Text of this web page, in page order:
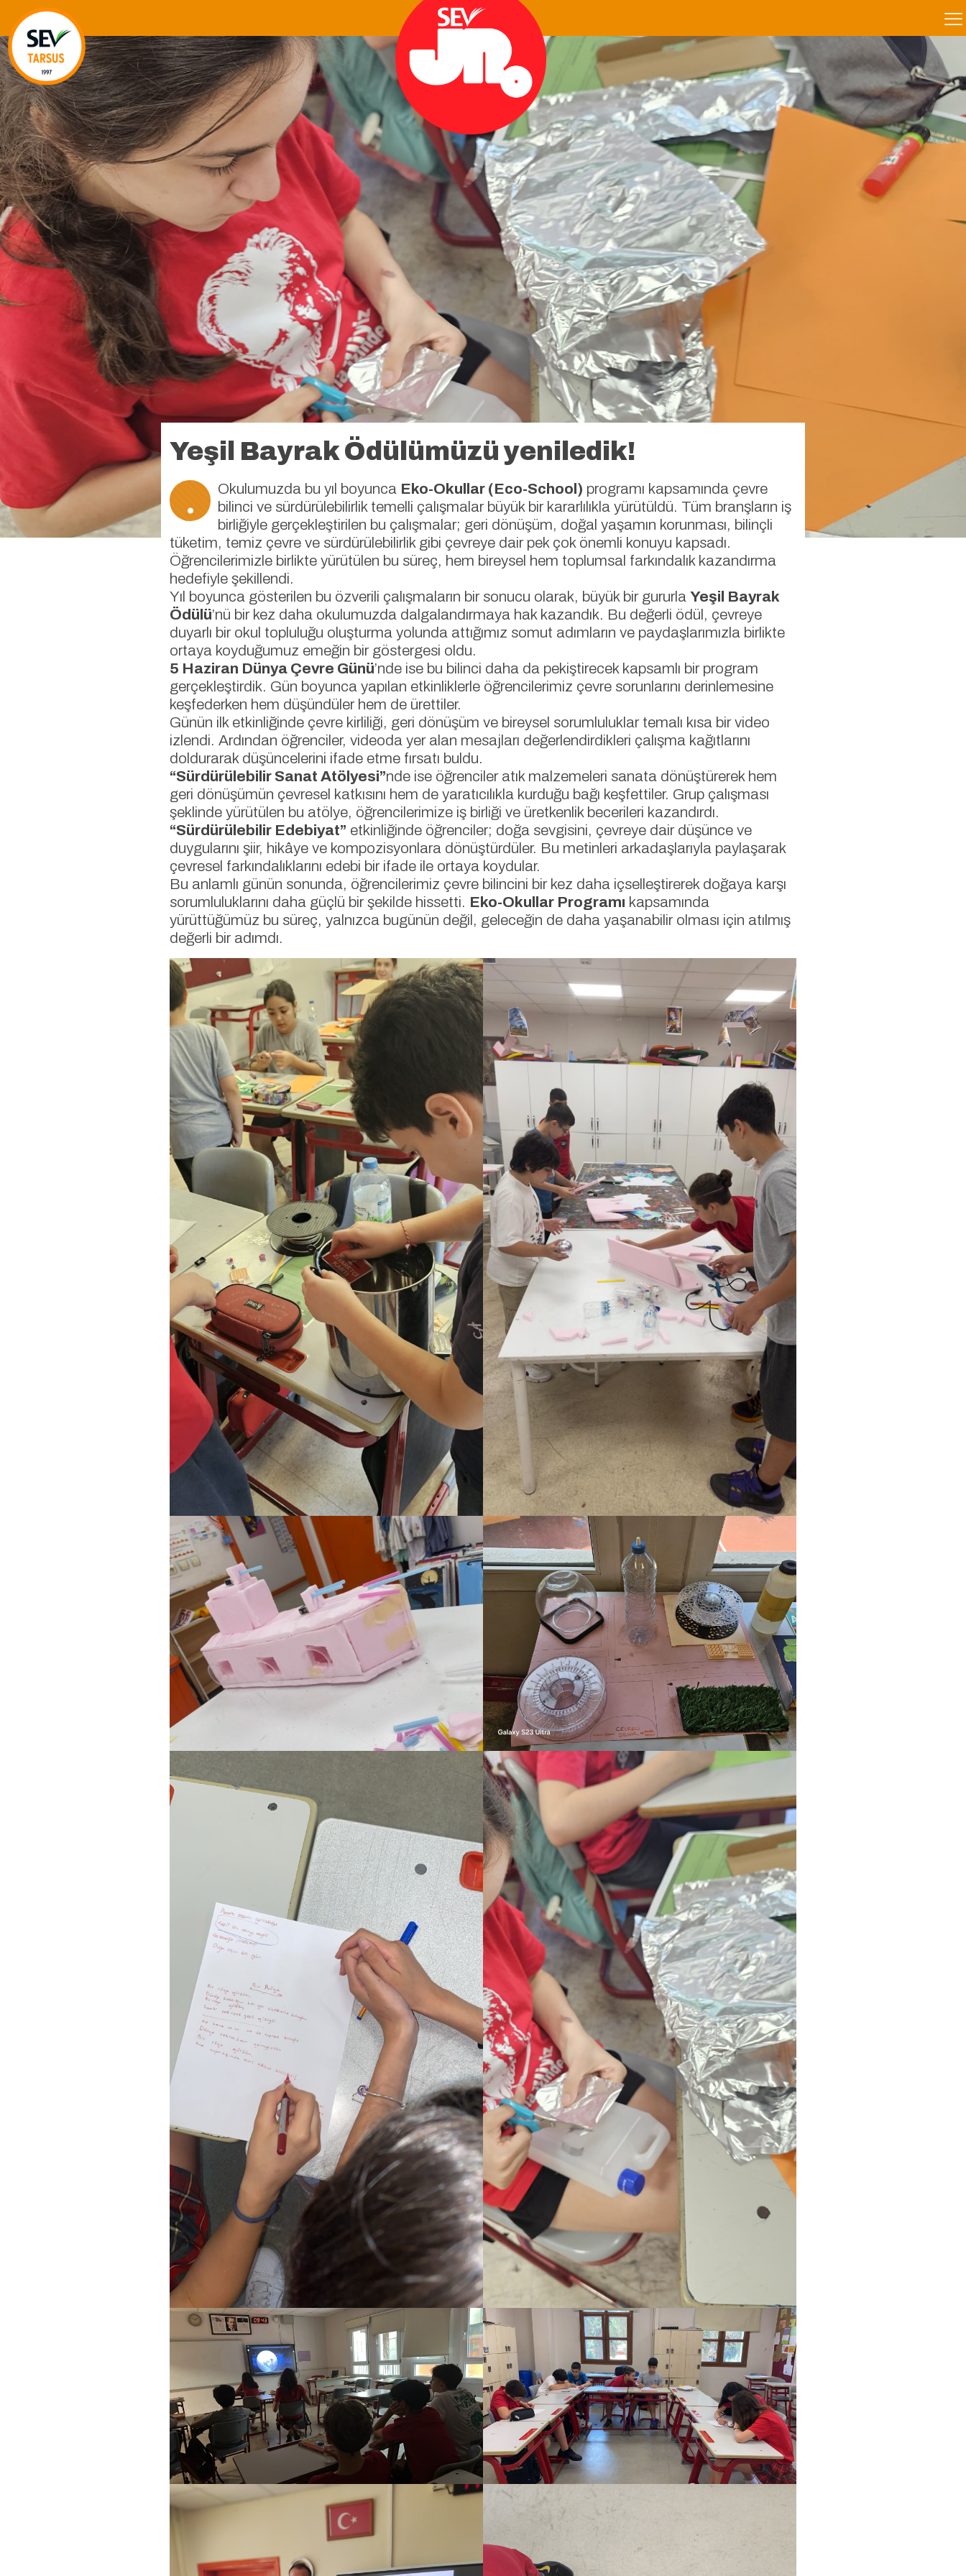
Yeşil Bayrak Ödülümüzü yeniledik!
. Okulumuzda bu yıl boyunca Eko-Okullar (Eco-School) programı kapsamında çevre
bilinci ve sürdürülebilirlik temelli çalışmalar büyük bir kararlılıkla yürütüldü. Tüm branşların iş
birliğiyle gerçekleştirilen bu çalışmalar; geri dönüşüm, doğal yaşamın korunması, bilinçli
tüketim, temiz çevre ve sürdürülebilirlik gibi çevreye dair pek çok önemli konuyu kapsadı.
Öğrencilerimizle birlikte yürütülen bu süreç, hem bireysel hem toplumsal farkındalık kazandırma
hedefiyle şekillendi.
Yıl boyunca gösterilen bu özverili çalışmaların bir sonucu olarak, büyük bir gururla Yeşil Bayrak
Ödülü’nü bir kez daha okulumuzda dalgalandırmaya hak kazandık. Bu değerli ödül, çevreye
duyarlı bir okul topluluğu oluşturma yolunda attığımız somut adımların ve paydaşlarımızla birlikte
ortaya koyduğumuz emeğin bir göstergesi oldu.
5 Haziran Dünya Çevre Günü’nde ise bu bilinci daha da pekiştirecek kapsamlı bir program
gerçekleştirdik. Gün boyunca yapılan etkinliklerle öğrencilerimiz çevre sorunlarını derinlemesine
keşfederken hem düşündüler hem de ürettiler.
Günün ilk etkinliğinde çevre kirliliği, geri dönüşüm ve bireysel sorumluluklar temalı kısa bir video
izlendi. Ardından öğrenciler, videoda yer alan mesajları değerlendirdikleri çalışma kağıtlarını
doldurarak düşüncelerini ifade etme fırsatı buldu.
“Sürdürülebilir Sanat Atölyesi”nde ise öğrenciler atık malzemeleri sanata dönüştürerek hem
geri dönüşümün çevresel katkısını hem de yaratıcılıkla kurduğu bağı keşfettiler. Grup çalışması
şeklinde yürütülen bu atölye, öğrencilerimize iş birliği ve üretkenlik becerileri kazandırdı.
“Sürdürülebilir Edebiyat” etkinliğinde öğrenciler; doğa sevgisini, çevreye dair düşünce ve
duygularını şiir, hikâye ve kompozisyonlara dönüştürdüler. Bu metinleri arkadaşlarıyla paylaşarak
çevresel farkındalıklarını edebi bir ifade ile ortaya koydular.
Bu anlamlı günün sonunda, öğrencilerimiz çevre bilincini bir kez daha içselleştirerek doğaya karşı
sorumluluklarını daha güçlü bir şekilde hissetti. Eko-Okullar Programı kapsamında
yürüttüğümüz bu süreç, yalnızca bugünün değil, geleceğin de daha yaşanabilir olması için atılmış
değerli bir adımdı.